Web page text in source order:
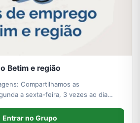
Betim e região
Compartilhamos as
a sexta-feira, 3 vezes ao dia
Entrar no Grupo